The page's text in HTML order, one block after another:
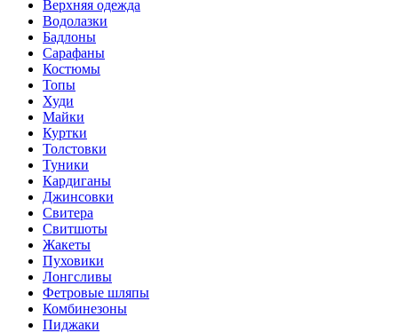
Верхняя одежда
Водолазки
Бадлоны
Сарафаны
Костюмы
Топы
Худи
Майки
Куртки
Толстовки
Туники
Кардиганы
Джинсовки
Свитера
Свитшоты
Жакеты
Пуховики
Лонгсливы
Фетровые шляпы
Комбинезоны
Пиджаки